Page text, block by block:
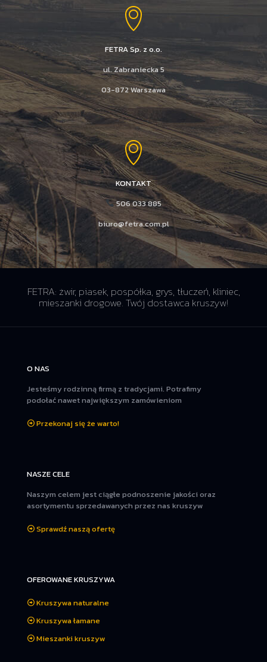
FETRA Sp. z o.o.
ul. Zabraniecka 5
03-872 Warszawa
KONTAKT
506 033 885
biuro@fetra.com.pl
FETRA: żwir, piasek, pospółka, grys, tłuczeń, kliniec,
mieszanki drogowe. Twój dostawca kruszyw!
O NAS
Jesteśmy rodzinną firmą z tradycjami. Potrafimy
podołać nawet największym zamówieniom
Przekonaj się że warto!
NASZE CELE
Naszym celem jest ciągłe podnoszenie jakości oraz
asortymentu sprzedawanych przez nas kruszyw
Sprawdź naszą ofertę
OFEROWANE KRUSZYWA
Kruszywa naturalne
Kruszywa łamane
Mieszanki kruszyw